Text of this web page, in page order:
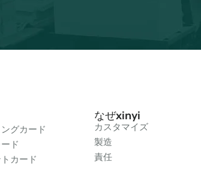
グカード
ド
カード
なぜxinyi
カスタマイズ
製造
責任